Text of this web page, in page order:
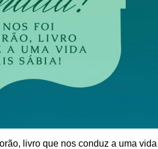
livro que nos conduz a uma vida